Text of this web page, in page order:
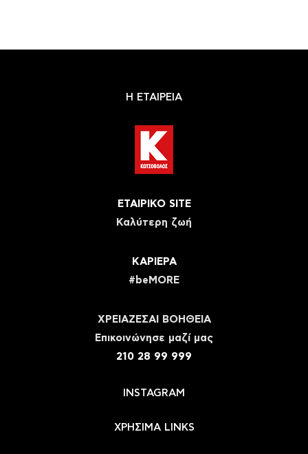
Η ΕΤΑΙΡΕΙΑ
ΕΤΑΙΡΙΚΟ SITE
Καλύτερη ζωή
ΚΑΡΙΕΡΑ
#beMORE
ΧΡΕΙΑΖΕΣΑΙ ΒΟΗΘΕΙΑ
Eπικοινώνησε μαζί μας
210 28 99 999
INSTAGRAM
ΧΡΗΣΙΜΑ LINKS